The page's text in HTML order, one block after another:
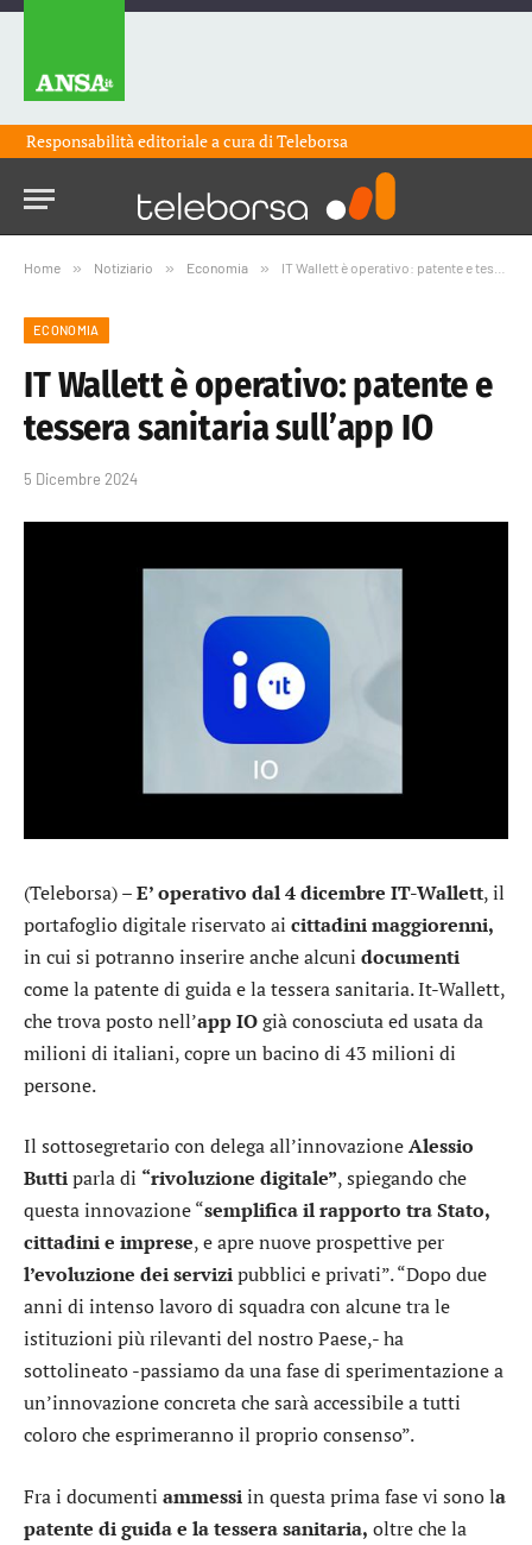
Responsabilità editoriale a cura diTeleborsa
Home » Notiziario » Economia » IT Wallett è operativo: patente e tessera sanitaria sull’app IO
ECONOMIA
IT Wallett è operativo: patente e
tessera sanitaria sull’app IO
5 Dicembre 2024
(Teleborsa) –E’ operativo dal 4 dicembre IT-Wallett, il
portafoglio digitale riservato ai cittadini maggiorenni,
in cui si potranno inserire anche alcuni documenti
come la patente di guida e la tessera sanitaria. It-Wallett,
che trova posto nell’app IOgià conosciuta ed usata da
milioni di italiani, copre un bacino di 43 milioni di
persone.
Il sottosegretario con delega all’innovazioneAlessio
Buttiparla di “rivoluzione digitale”, spiegando che
questa innovazione “semplifica il rapporto tra Stato,
cittadini e imprese, e apre nuove prospettive per
l’evoluzione dei servizipubblici e privati”. “Dopo due
anni di intenso lavoro di squadra con alcune tra le
istituzioni più rilevanti del nostro Paese,- ha
sottolineato -passiamo da una fase di sperimentazione a
un’innovazione concreta che sarà accessibile a tutti
coloro che esprimeranno il proprio consenso”.
Fra i documenti ammessiin questa prima fase vi sono la
patente di guida e la tessera sanitaria, oltre che la